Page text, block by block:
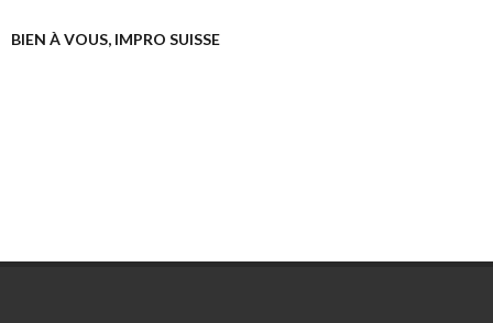
BIEN À VOUS, IMPRO SUISSE